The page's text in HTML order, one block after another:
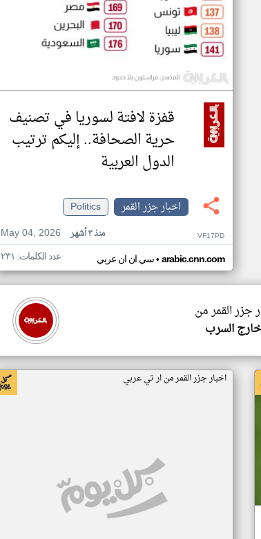
قفزة لافتة لسوريا في تصنيف
حرية الصحافة.. إليكم ترتيب
الدول العربية
اخبار جزر القمر
Politics
May 04, 2026
منذ ٣ أشهر VF17PD
سي ان ان عربي• arabic.cnn.com عدد الكلمات: ٢٣١
جزر القمر من
السرب
اخبار جزر القمر من ار تي عربي